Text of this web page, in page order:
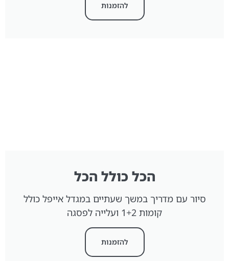
להזמנות
הכל כולל הכל
סיור עם מדריך במשך שעתיים במגדל אייפל כולל
קומות 1+2 ועלייה לפסגה
להזמנות